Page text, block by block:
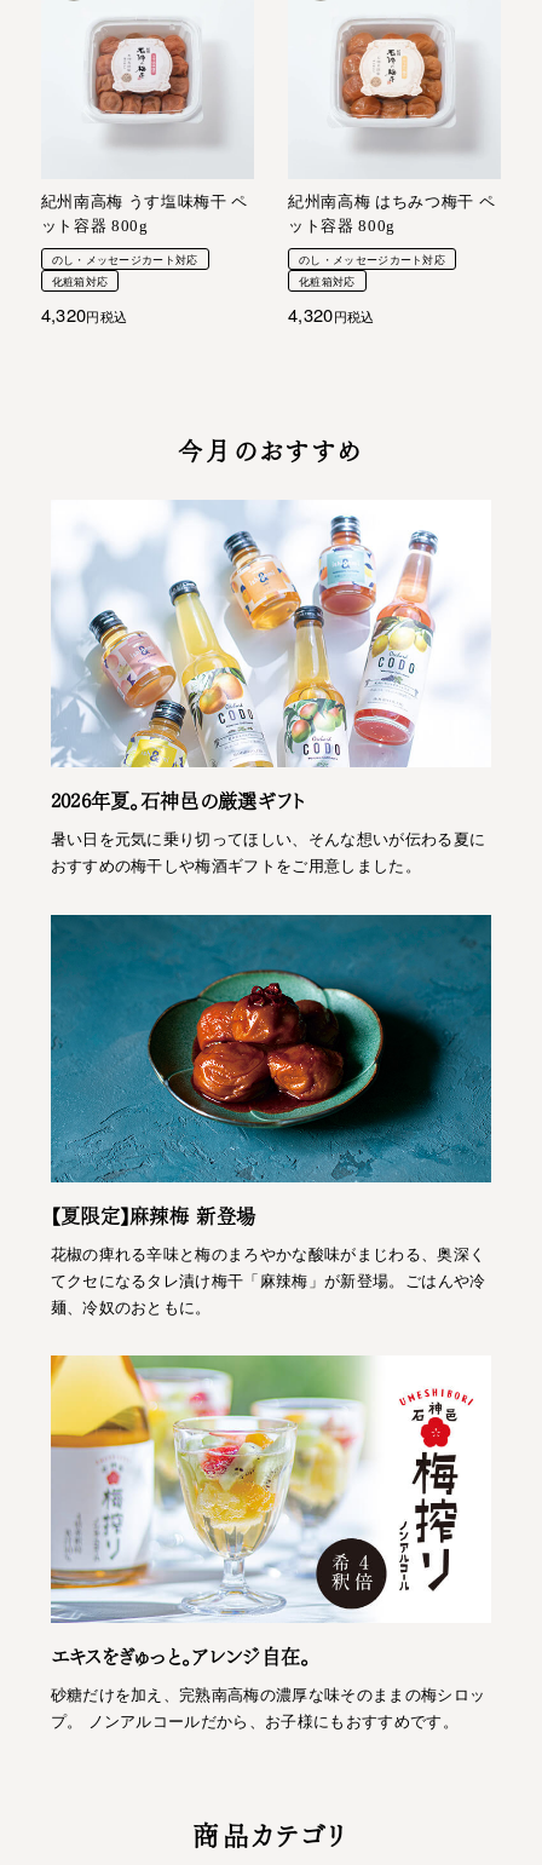
紀州南高梅 うす塩味梅干 ペ
ット容器 800g
のし・メッセージカート対応
化粧箱対応
4,320 税込
紀州南高梅 はちみつ梅干 ペ
ット容器 800g
のし・メッセージカート対応
化粧箱対応
4,320 税込
今月のおすすめ
2026年夏。石神邑の厳選ギフト
暑い日を元気に乗り切ってほしい、そんな想いが伝わる夏に
おすすめの梅干しや梅酒ギフトをご用意しました。
【夏限定】麻辣梅 新登場
花椒の痺れる辛味と梅のまろやかな酸味がまじわる、奥深く
てクセになるタレ漬け梅干「麻辣梅」が新登場。ごはんや冷
麺、冷奴のおともに。
エキスをぎゅっと。アレンジ自在。
砂糖だけを加え、完熟南高梅の濃厚な味そのままの梅シロッ
プ。 ノンアルコールだから、お子様にもおすすめです。
商品カテゴリ